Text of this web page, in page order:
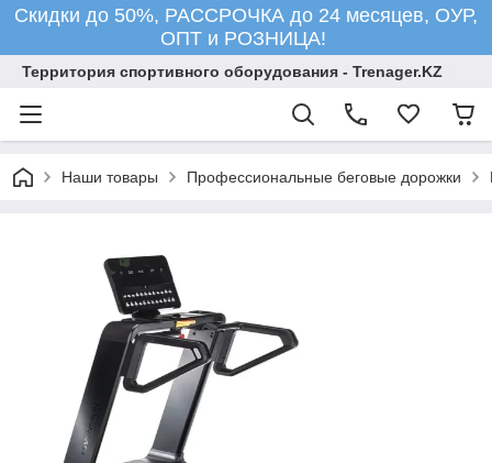
Скидки до 50%, РАССРОЧКА до 24 месяцев, ОУР,
ОПТ и РОЗНИЦА!
Территория спортивного оборудования - Trenager.KZ
Наши товары Профессиональные беговые дорожки